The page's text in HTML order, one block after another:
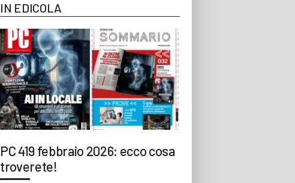
IN EDICOLA
PC 419 febbraio 2026: ecco cosa
troverete!